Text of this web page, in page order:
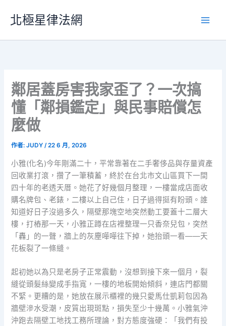
要
北極星律法網
鄰居蓋房害我家歪了？一次搞
懂「鄰損鑑定」與民事賠償怎
麼做
作者:JUDY/22 6 月, 2026
小雅(化名)今年剛滿二十，平常靠著在二手奢侈品與存量資產
回收業打滾，攢了一筆積蓄，終於在台北市文山區買下一間
四十年的老透天厝。她花了好幾個月整理，一樓當成店面收
購名牌包、老錶，二樓以上自己住，日子過得挺有盼頭。誰
知道好日子沒過多久，隔壁那塊空地突然動工要蓋十二層大
樓，打樁那一天，小雅正蹲在店裡整理一只香奈兒包，突然
「轟」的一聲，牆上的灰塵嘩嘩往下掉，她抬頭一看——天
花板裂了一條縫。
起初她以為只是老房子正常震動，沒想到接下來一個月，裂
縫從頭髮絲變成手指寬，一樓的地板開始傾斜，連店門都關
不緊。更糟的是，她放在展示櫃裡的幾只愛馬仕凱莉包因為
牆壁滲水受潮，皮質出現斑點，損失至少十幾萬。小雅氣沖
沖跑去隔壁工地找工務所理論，對方態度強硬：「我們有投